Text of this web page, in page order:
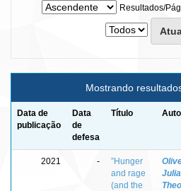
Resultados/
Mostrando
Data de
publicação
Data
de
defesa
Título
2021 -
”Hunger
and rage
(and the